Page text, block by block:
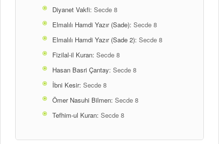
Diyanet Vakfi: Secde 8
Elmalılı Hamdi Yazır (Sade): Secde 8
Elmalılı Hamdi Yazır (Sade 2): Secde 8
Fizilal-il Kuran: Secde 8
Hasan Basri Çantay: Secde 8
İbni Kesir: Secde 8
Ömer Nasuhi Bilmen: Secde 8
Tefhim-ul Kuran: Secde 8